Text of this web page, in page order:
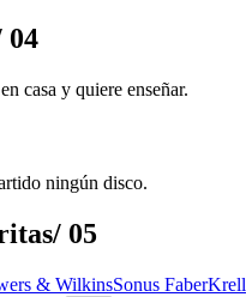
04
casa y quiere enseñar.
ningún disco.
/ 05
& WilkinsSonus FaberKrell